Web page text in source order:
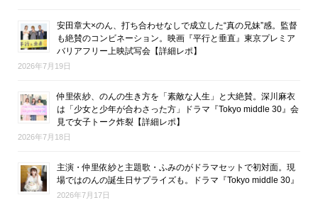
安田章大×のん、打ち合わせなしで成立した“真の兄妹”感。監督
も絶賛のコンビネーション。映画『平行と垂直』東京プレミア
バリアフリー上映試写会【詳細レポ】
2026年7月19日
仲里依紗、のんの生き方を「素敵な人生」と大絶賛。深川麻衣
は「少女と少年が合わさった方」ドラマ『Tokyo middle 30』会
見で女子トーク炸裂【詳細レポ】
2026年7月18日
主演・仲里依紗と主題歌・ふみのがドラマセットで初対面。現
場ではのんの誕生日サプライズも。ドラマ『Tokyo middle 30』
2026年7月17日